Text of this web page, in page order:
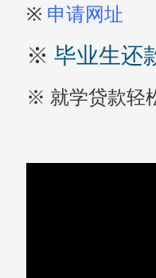
※ 申请网址
※毕业生还
※ 就学贷款轻